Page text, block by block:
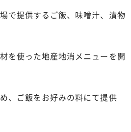
で提供するご飯、味噌汁、漬物
を使った地産地消メニューを開
、ご飯をお好みの料にて提供